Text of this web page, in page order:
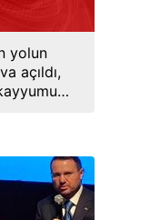
yolun
açıldı,